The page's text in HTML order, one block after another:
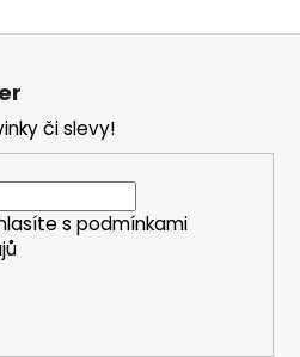
či slevy!
s podmínkami